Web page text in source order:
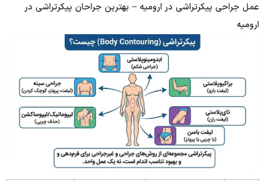
عمل جراحی پیکرتراشی در ارومیه – بهترین جراحان پیکرتراشی در
ارومیه